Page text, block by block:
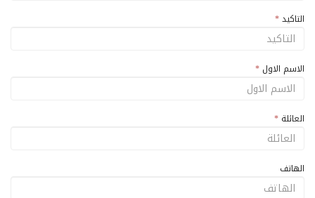
التاكيد*
الاسم الاول *
العائلة *
الهاتف